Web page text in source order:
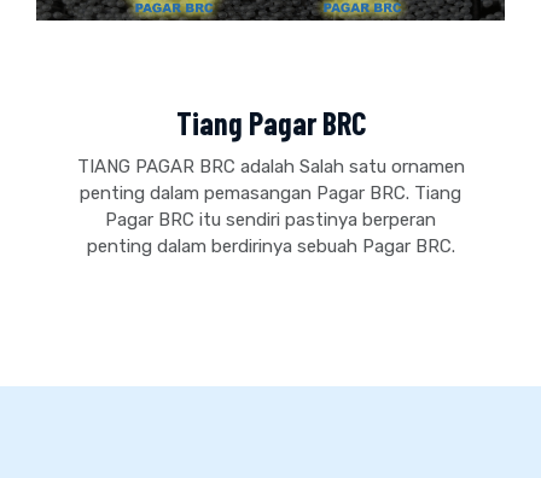
Tiang Pagar BRC
TIANG PAGAR BRC adalah Salah satu ornamen
penting dalam pemasangan Pagar BRC. Tiang
Pagar BRC itu sendiri pastinya berperan
penting dalam berdirinya sebuah Pagar BRC.